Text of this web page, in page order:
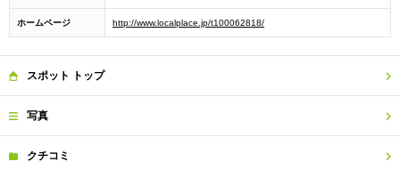
ホームページ http://www.localplace.jp/t100062818/
スポット トップ
写真
クチコミ